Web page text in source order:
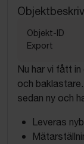
Objekt-ID
Export
Nu har vi fått
och
sedan ny och
Leveras